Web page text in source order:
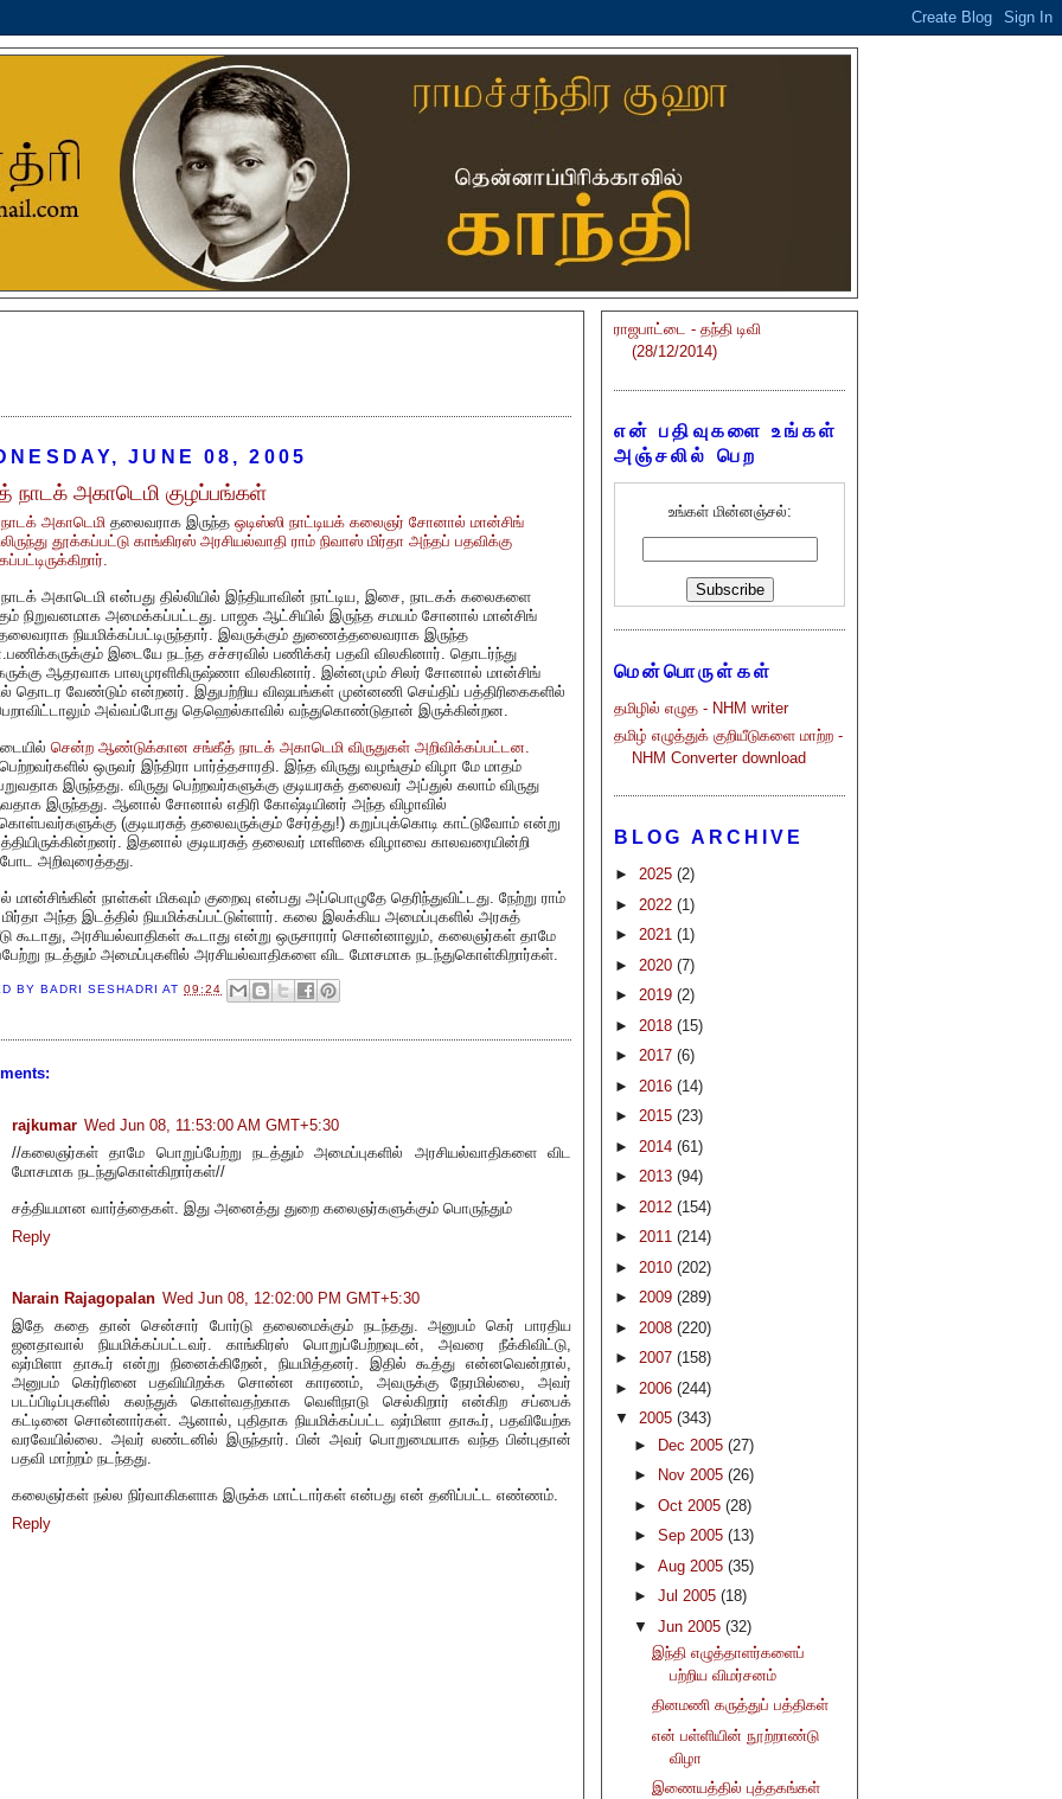
JUNE 08, 2005
நாடக் அகாடெமி குழப்பங்கள்
அகாடெமி தலைவராக இருந்த ஒடிஸ்ஸி நாட்டியக் கலைஞர் சோனால் மான்சிங்
தூக்கப்பட்டு காங்கிரஸ் அரசியல்வாதி ராம் நிவாஸ் மிர்தா அந்தப் பதவிக்கு
அகாடெமி என்பது தில்லியில் இந்தியாவின் நாட்டிய, இசை, நாடகக் கலைகளை
நிறுவனமாக அமைக்கப்பட்டது. பாஜக ஆட்சியில் இருந்த சமயம் சோனால் மான்சிங்
நியமிக்கப்பட்டிருந்தார். இவருக்கும் துணைத்தலைவராக இருந்த
இடையே நடந்த சச்சரவில் பணிக்கர் பதவி விலகினார். தொடர்ந்து
ஆதரவாக பாலமுரளிகிருஷ்ணா விலகினார். இன்னமும் சிலர் சோனால் மான்சிங்
தொடர வேண்டும் என்றனர். இதுபற்றிய விஷயங்கள் முன்னணி செய்திப் பத்திரிகைகளில்
அவ்வப்போது தெஹெல்காவில் வந்துகொண்டுதான் இருக்கின்றன.
சென்ற ஆண்டுக்கான சங்கீத் நாடக் அகாடெமி விருதுகள் அறிவிக்கப்பட்டன.
பெற்றவர்களில் ஒருவர் இந்திரா பார்த்தசாரதி. இந்த விருது வழங்கும் விழா மே மாதம்
இருந்தது. விருது பெற்றவர்களுக்கு குடியரசுத் தலைவர் அப்துல் கலாம் விருது
இருந்தது. ஆனால் சோனால் எதிரி கோஷ்டியினர் அந்த விழாவில்
(குடியரசுத் தலைவருக்கும் சேர்த்து!) கறுப்புக்கொடி காட்டுவோம் என்று
இதனால் குடியரசுத் தலைவர் மாளிகை விழாவை காலவரையின்றி
அறிவுரைத்தது.
நாள்கள் மிகவும் குறைவு என்பது அப்பொழுதே தெரிந்துவிட்டது. நேற்று ராம்
மிர்தா அந்த இடத்தில் நியமிக்கப்பட்டுள்ளார். கலை இலக்கிய அமைப்புகளில் அரசுத்
கூடாது, அரசியல்வாதிகள் கூடாது என்று ஒருசாரார் சொன்னாலும், கலைஞர்கள் தாமே
நடத்தும் அமைப்புகளில் அரசியல்வாதிகளை விட மோசமாக நடந்துகொள்கிறார்கள்.
BY BADRI SESHADRI AT09:24
rajkumar Wed Jun 08, 11:53:00 AM GMT+5:30
//கலைஞர்கள் தாமே பொறுப்பேற்று நடத்தும் அமைப்புகளில் அரசியல்வாதிகளை விட
மோசமாக நடந்துகொள்கிறார்கள்//
சத்தியமான வார்த்தைகள். இது அனைத்து துறை கலைஞர்களுக்கும் பொருந்தும்
Reply
Narain Rajagopalan Wed Jun 08, 12:02:00 PM GMT+5:30
இதே கதை தான் சென்சார் போர்டு தலைமைக்கும் நடந்தது. அனுபம் கெர் பாரதிய
ஜனதாவால் நியமிக்கப்பட்டவர். காங்கிரஸ் பொறுப்பேற்றவுடன், அவரை நீக்கிவிட்டு,
ஷர்மிளா தாகூர் என்று நினைக்கிறேன், நியமித்தனர். இதில் கூத்து என்னவென்றால்,
அனுபம் கெர்ரினை பதவியிறக்க சொன்ன காரணம், அவருக்கு நேரமில்லை, அவர்
படப்பிடிப்புகளில் கலந்துக் கொள்வதற்காக வெளிநாடு செல்கிறார் என்கிற சப்பைக்
கட்டினை சொன்னார்கள். ஆனால், புதிதாக நியமிக்கப்பட்ட ஷர்மிளா தாகூர், பதவியேற்க
வரவேயில்லை. அவர் லண்டனில் இருந்தார். பின் அவர் பொறுமையாக வந்த பின்புதான்
பதவி மாற்றம் நடந்தது.
கலைஞர்கள் நல்ல நிர்வாகிகளாக இருக்க மாட்டார்கள் என்பது என் தனிப்பட்ட எண்ணம்.
Reply
ராஜபாட்டை - தந்தி டிவி
(28/12/2014)
என் பதிவுகளை உங்கள்
அஞ்சலில் பெற
உங்கள் மின்னஞ்சல்:
மென்பொருள்கள்
தமிழில் எழுத - NHM writer
தமிழ் எழுத்துக் குறியீடுகளை மாற்ற -
NHM Converter download
BLOG ARCHIVE
► 2025 (2)
► 2022 (1)
► 2021 (1)
► 2020 (7)
► 2019 (2)
► 2018 (15)
► 2017 (6)
► 2016 (14)
► 2015 (23)
► 2014 (61)
► 2013 (94)
► 2012 (154)
► 2011 (214)
► 2010 (202)
► 2009 (289)
► 2008 (220)
► 2007 (158)
► 2006 (244)
▼ 2005 (343)
► Dec 2005 (27)
►
Nov 2005 (26)
► Oct 2005 (28)
► Sep 2005 (13)
► Aug 2005 (35)
► Jul 2005 (18)
▼ Jun 2005 (32)
இந்தி எழுத்தாளர்களைப்
பற்றிய விமர்சனம்
தினமணி கருத்துப் பத்திகள்
என் பள்ளியின் நூற்றாண்டு
விழா
இணையத்தில் புத்தகங்கள்